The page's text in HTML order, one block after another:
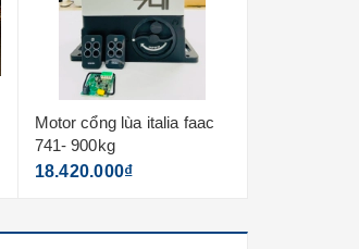
Motor cổng lùa italia faac
741- 900kg
18.420.000₫